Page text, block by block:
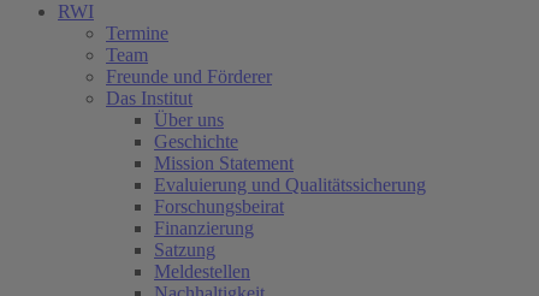
RWI
Termine
Team
Freunde und Förderer
Das Institut
Über uns
Geschichte
Mission Statement
Evaluierung und Qualitätssicherung
Forschungsbeirat
Finanzierung
Satzung
Meldestellen